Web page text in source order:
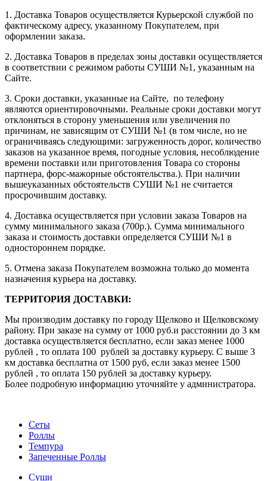
1. Доставка Товаров осуществляется Курьерской службой по
фактическому адресу, указанному Покупателем, при
оформлении заказа.
2. Доставка Товаров в пределах зоны доставки осуществляется
в соответствии с режимом работы СУШИ №1, указанным на
Сайте.
3. Сроки доставки, указанные на Сайте, по телефону
являются ориентировочными. Реальные сроки доставки могут
отклоняться в сторону уменьшения или увеличения по
причинам, не зависящим от СУШИ №1 (в том числе, но не
ограничиваясь следующими: загруженность дорог, количество
заказов на указанное время, погодные условия, несоблюдение
времени поставки или приготовления Товара со стороны
партнера, форс-мажорные обстоятельства.). При наличии
вышеуказанных обстоятельств СУШИ №1 не считается
просрочившим доставку.
4. Доставка осуществляется при условии заказа Товаров на
сумму минимального заказа (700р.). Сумма минимального
заказа и стоимость доставки определяется СУШИ №1 в
одностороннем порядке.
5. Отмена заказа Покупателем возможна только до момента
назначения курьера на доставку.
ТЕРРИТОРИЯ ДОСТАВКИ:
Мы производим доставку по городу Щелково и Щелковскому
району. При заказе на сумму от 1000 руб.и расстоянии до 3 км
доставка осуществляется бесплатно, если заказ менее 1000
рублей , то оплата 100 рублей за доставку курьеру. С выше 3
км доставка бесплатна от 1500 руб, если заказ менее 1500
рублей , то оплата 150 рублей за доставку курьеру.
Более подробную информацию уточняйте у администратора.
Сеты
Роллы
Темпура
Запеченные Роллы
Суши